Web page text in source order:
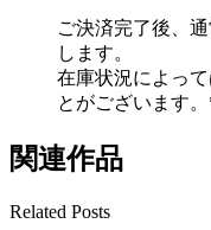
ご決済完了後、
します。
在庫状況によっ
とがございます
関連作品
Related Posts